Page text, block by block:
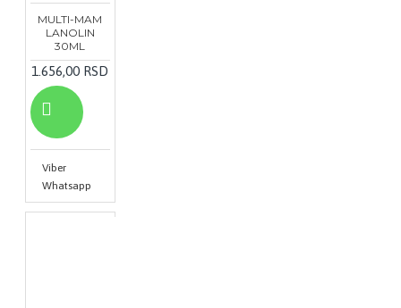
MULTI-MAM
LANOLIN
30ML
1.656,00 RSD
Viber
Whatsapp